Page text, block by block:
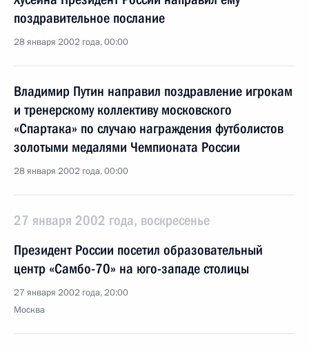
поздравительное послание
28 января 2002 года, 00:00
Владимир Путин направил поздравление игрокам
и тренерскому коллективу московского
«Спартака» по случаю награждения футболистов
золотыми медалями Чемпионата России
28 января 2002 года, 00:00
27 января 2002 года, воскресенье
Президент России посетил образовательный
центр «Самбо-70» на юго-западе столицы
27 января 2002 года, 20:00
Москва